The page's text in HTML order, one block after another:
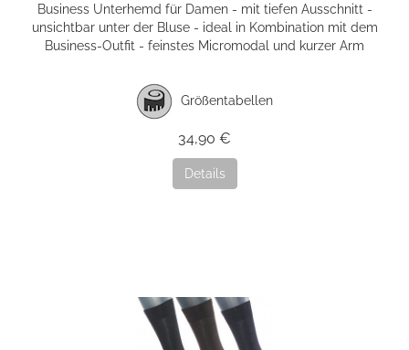
Business Unterhemd für Damen - mit tiefen Ausschnitt -
unsichtbar unter der Bluse - ideal in Kombination mit dem
Business-Outfit - feinstes Micromodal und kurzer Arm
Größentabellen
34,90 €
Details